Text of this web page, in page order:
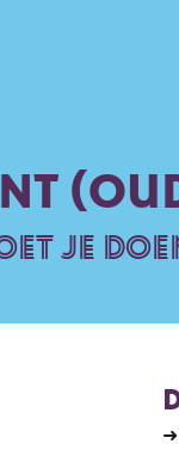
JE